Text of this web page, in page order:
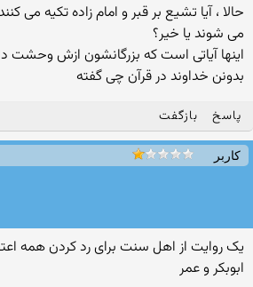
حالا ، آیا تشیع بر قبر و امام زاده تکیه می
می شوند یا خیر؟
اینها آیاتی است که بزرگانشون ازش وحشت
بدونن خداوند در قرآن چی گفته
پاسخ بازگفت
کاربر
یک روایت از اهل سنت برای رد کردن همه
ابوبکر و عمر